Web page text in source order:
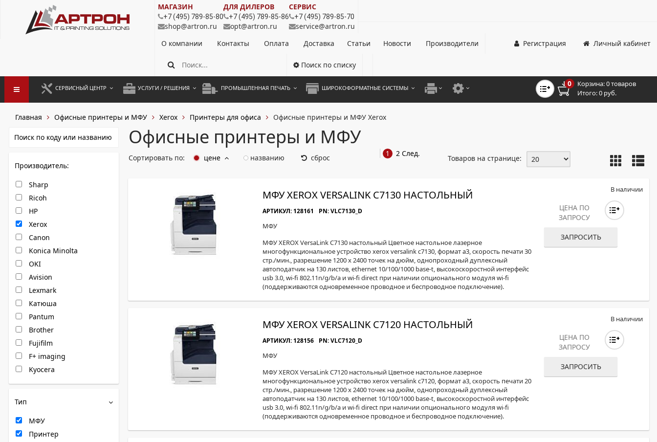
МАГАЗИН
+7 (495) 789-85-80
shop@artron.ru
ДЛЯ ДИЛЕРОВ
+7 (495) 789-85-86
opt@artron.ru
СЕРВИС
+7 (495) 789-85-70
service@artron.ru
О компании
Контакты Оплата Доставка Статьи Новости Производители Личный кабинет
Регистрация
Поиск по списку
СЕРВИСНЫЙ ЦЕНТР
РЕГЛАМЕНТНЫЕ РАБОТЫ
ПРОФИЛАКТИКА И ТО
РАЗОВЫЕ РЕМОНТЫ
УСЛУГИ / РЕШЕНИЯ
ПОКОПИЙНАЯ ПЕЧАТЬ
КОНТРОЛЬ ПЕЧАТИ
ПРОМЫШЛЕННАЯ ПЕЧАТЬ
ДУПЛИКАТОРЫ
ШИРОКОФОРМАТНЫЕ СИСТЕМЫ
ИНЖЕНЕРНЫЕ СИСТЕМЫ
А4 МОНОХРОМНЫЕ
0 Корзина:0 товаров
Итого:0 руб.
Главная Офисные принтеры и МФУ Xerox Принтеры для офиса Офисные принтеры и МФУ Xerox
Производитель:
Sharp
Ricoh
HP
Xerox
Canon
Konica Minolta
OKI
Avision
Lexmark
Катюша
Pantum
Brother
Fujifilm
F+ imaging
Kyocera
Тип
МФУ
Принтер
Офисные принтеры и МФУ
Сортировать по: цене названию сброс 1 2 След.
Товаров на странице:
МФУ XEROX VERSALINK C7130 НАСТОЛЬНЫЙ
АРТИКУЛ: 128161 PN: VLC7130_D
МФУ
МФУ XEROX VersaLink C7130 настольный Цветное настольное лазерное
многофункциональное устройство xerox versalink c7130, формат а3, скорость печати 30
стр./мин., разрешение 1200 x 2400 точек на дюйм, однопроходный дуплексный
автоподатчик на 130 листов, ethernet 10/100/1000 base-t, высокоскоростной интерфейс
usb 3.0, wi-fi 802.11n/g/b/a и wi-fi direct при наличии опционального модуля wi-fi
(поддерживаются одновременное проводное и беспроводное подключение).
В наличии
ЦЕНА ПО
ЗАПРОСУ
ЗАПРОСИТЬ
МФУ XEROX VERSALINK C7120 НАСТОЛЬНЫЙ
АРТИКУЛ: 128156 PN: VLC7120_D
МФУ
МФУ XEROX VersaLink C7120 настольный Цветное настольное лазерное
многофункциональное устройство xerox versalink c7120, формат а3, скорость печати 20
стр./мин., разрешение 1200 x 2400 точек на дюйм, однопроходный дуплексный
автоподатчик на 130 листов, ethernet 10/100/1000 base-t, высокоскоростной интерфейс
usb 3.0, wi-fi 802.11n/g/b/a и wi-fi direct при наличии опционального модуля wi-fi
(поддерживаются одновременное проводное и беспроводное подключение).
В наличии
ЦЕНА ПО
ЗАПРОСУ
ЗАПРОСИТЬ